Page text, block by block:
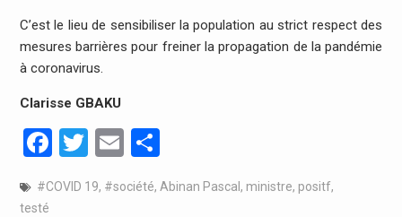
C’est le lieu de sensibiliser la population au strict respect des
mesures barrières pour freiner la propagation de la pandémie
à coronavirus.
Clarisse GBAKU
Facebook
Twitter
EmailPartager
#COVID 19, #société, Abinan Pascal , ministre, positf,
testé